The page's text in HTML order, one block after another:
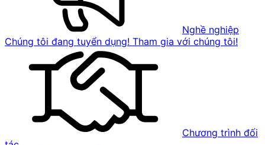
Nghề nghiệp
Chúng tôi đang tuyển dụng! Tham gia với chúng tôi!
Chương trình đối